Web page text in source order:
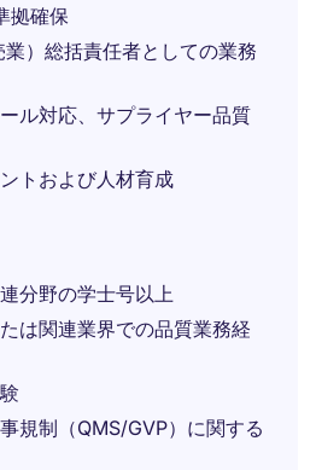
拠確保
）総括責任者としての業務
ル対応、サプライヤー品質
トおよび人材育成
分野の学士号以上
は関連業界での品質業務経
規制（QMS/GVP）に関する